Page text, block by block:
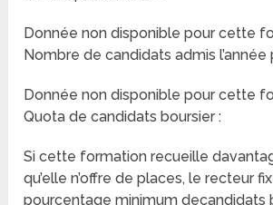
Donnée non disponible pour cette
Nombre de candidats admis
Donnée non disponible pour cette
Quota de candidats boursier :
Si cette formation recueille
qu’elle n’offre de places, le recteur
pourcentage minimum decandidats